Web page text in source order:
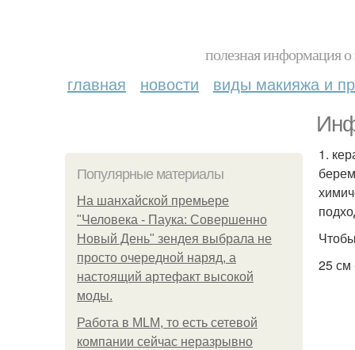
полезная информация
главная новости виды макияжа и
Популярные материалы
На шанхайской премьере
"Человека - Паука: Совершенно
Новый День" зендея выбрала не
просто очередной наряд, а
настоящий артефакт высокой
моды.
Работа в MLM, то есть сетевой
компании сейчас неразрывно
1.
25 см